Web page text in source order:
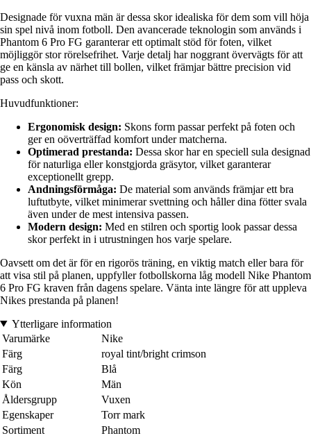
Designade för vuxna män är dessa skor idealiska för dem som vill höja
sin spel nivå inom fotboll. Den avancerade teknologin som används i
Phantom 6 Pro FG garanterar ett optimalt stöd för foten, vilket
möjliggör stor rörelsefrihet. Varje detalj har noggrant övervägts för att
ge en känsla av närhet till bollen, vilket främjar bättre precision vid
pass och skott.
Huvudfunktioner:
Ergonomisk design: Skons form passar perfekt på foten och
ger en oöverträffad komfort under matcherna.
Optimerad prestanda: Dessa skor har en speciell sula designad
för naturliga eller konstgjorda gräsytor, vilket garanterar
exceptionellt grepp.
Andningsförmåga: De material som används främjar ett bra
luftutbyte, vilket minimerar svettning och håller dina fötter svala
även under de mest intensiva passen.
Modern design: Med en stilren och sportig look passar dessa
skor perfekt in i utrustningen hos varje spelare.
Oavsett om det är för en rigorös träning, en viktig match eller bara för
att visa stil på planen, uppfyller fotbollskorna låg modell Nike Phantom
6 Pro FG kraven från dagens spelare. Vänta inte längre för att uppleva
Nikes prestanda på planen!
Ytterligare information
Varumärke
Nike
Färg
royal tint/bright crimson
Färg
Blå
Kön
Män
Åldersgrupp
Vuxen
Egenskaper
Torr mark
Sortiment
Phantom